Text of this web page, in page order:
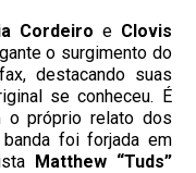
Cordeiro e Clovis
o surgimento do
destacando suas
se conheceu. É
o próprio relato dos
foi forjada em
Matthew “Tuds”